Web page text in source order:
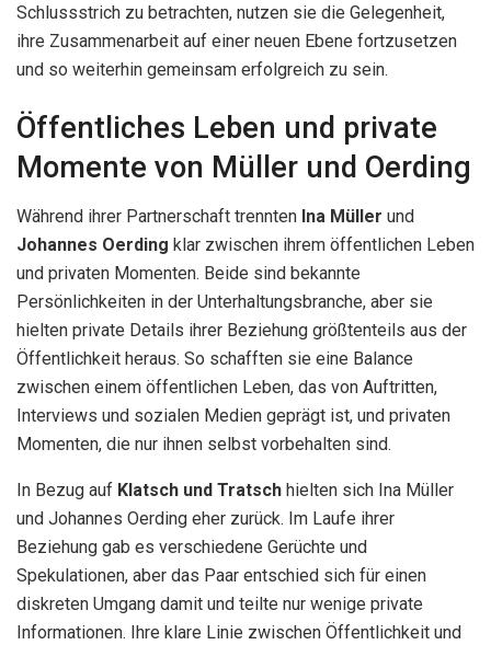
Schlussstrich zu betrachten, nutzen sie die Gelegenheit,
ihre Zusammenarbeit auf einer neuen Ebene fortzusetzen
und so weiterhin gemeinsam erfolgreich zu sein.
Öffentliches Leben und private
Momente von Müller und Oerding
Während ihrer Partnerschaft trennten Ina Müller und
Johannes Oerding klar zwischen ihrem öffentlichen Leben
und privaten Momenten. Beide sind bekannte
Persönlichkeiten in der Unterhaltungsbranche, aber sie
hielten private Details ihrer Beziehung größtenteils aus der
Öffentlichkeit heraus. So schafften sie eine Balance
zwischen einem öffentlichen Leben, das von Auftritten,
Interviews und sozialen Medien geprägt ist, und privaten
Momenten, die nur ihnen selbst vorbehalten sind.
In Bezug auf Klatsch und Tratsch hielten sich Ina Müller
und Johannes Oerding eher zurück. Im Laufe ihrer
Beziehung gab es verschiedene Gerüchte und
Spekulationen, aber das Paar entschied sich für einen
diskreten Umgang damit und teilte nur wenige private
Informationen. Ihre klare Linie zwischen Öffentlichkeit und